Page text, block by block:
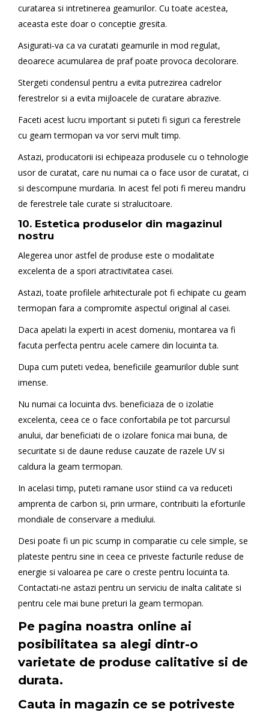
curatarea si intretinerea geamurilor. Cu toate acestea,
aceasta este doar o conceptie gresita.
Asigurati-va ca va curatati geamurile in mod regulat,
deoarece acumularea de praf poate provoca decolorare.
Stergeti condensul pentru a evita putrezirea cadrelor
ferestrelor si a evita mijloacele de curatare abrazive.
Faceti acest lucru important si puteti fi siguri ca ferestrele
cu geam termopan va vor servi mult timp.
Astazi, producatorii isi echipeaza produsele cu o tehnologie
usor de curatat, care nu numai ca o face usor de curatat, ci
si descompune murdaria. In acest fel poti fi mereu mandru
de ferestrele tale curate si stralucitoare.
10. Estetica produselor din magazinul
nostru
Alegerea unor astfel de produse este o modalitate
excelenta de a spori atractivitatea casei.
Astazi, toate profilele arhitecturale pot fi echipate cu geam
termopan fara a compromite aspectul original al casei.
Daca apelati la experti in acest domeniu, montarea va fi
facuta perfecta pentru acele camere din locuinta ta.
Dupa cum puteti vedea, beneficiile geamurilor duble sunt
imense.
Nu numai ca locuinta dvs. beneficiaza de o izolatie
excelenta, ceea ce o face confortabila pe tot parcursul
anului, dar beneficiati de o izolare fonica mai buna, de
securitate si de daune reduse cauzate de razele UV si
caldura la geam termopan.
In acelasi timp, puteti ramane usor stiind ca va reduceti
amprenta de carbon si, prin urmare, contribuiti la eforturile
mondiale de conservare a mediului.
Desi poate fi un pic scump in comparatie cu cele simple, se
plateste pentru sine in ceea ce priveste facturile reduse de
energie si valoarea pe care o creste pentru locuinta ta.
Contactati-ne astazi pentru un serviciu de inalta calitate si
pentru cele mai bune preturi la geam termopan.
Pe pagina noastra online ai
posibilitatea sa alegi dintr-o
varietate de produse calitative si de
durata.
Cauta in magazin ce se potriveste